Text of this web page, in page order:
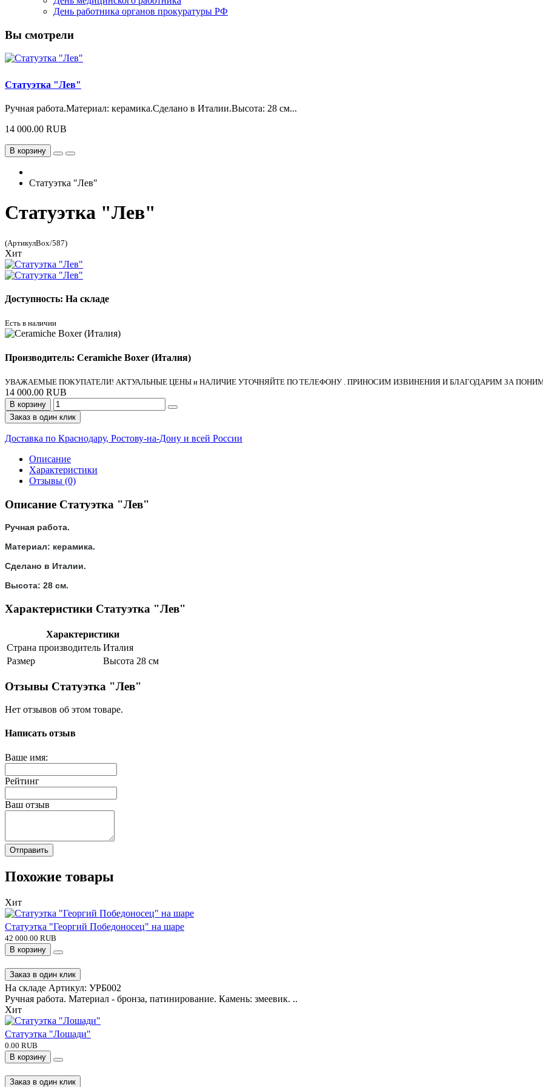
День работника органов прокуратуры РФ
Вы смотрели
Статуэтка "Лев"
Ручная работа.Материал: керамика.Сделано в Италии.Высота: 28 см...
14 000.00 RUB
В корзину
Статуэтка "Лев"
Статуэтка "Лев"
(АртикулBox/587)
Хит
Доступность: На складе
Есть в наличии
Производитель: Ceramiche Boxer (Италия)
УВАЖАЕМЫЕ ПОКУПАТЕЛИ! АКТУАЛЬНЫЕ ЦЕНЫ и НАЛИЧИЕ УТОЧНЯЙТЕ ПО ТЕЛЕФОНУ . ПРИНОСИМ ИЗВИНЕНИЯ И БЛАГОДАРИМ ЗА
14 000.00 RUB
В корзину
Заказ в один клик
Доставка по Краснодару, Ростову-на-Дону и всей России
Описание
Характеристики
Отзывы (0)
Описание Статуэтка "Лев"
Ручная работа.
Материал: керамика.
Сделано в Италии.
Высота: 28 см.
Характеристики Статуэтка "Лев"
Характеристики
Страна производитель Италия
Размер
Высота 28 см
Отзывы Статуэтка "Лев"
Нет отзывов об этом товаре.
Написать отзыв
Ваше имя:
Рейтинг
Ваш отзыв
Отправить
Похожие товары
Хит
Статуэтка "Георгий Победоносец" на шаре
42 000.00 RUB
В корзину
Заказ в один клик
На складе Артикул: УРБ002
Ручная работа. Материал - бронза, патинирование. Камень: змеевик. ..
Хит
Статуэтка "Лошади"
0.00 RUB
В корзину
Заказ в один клик